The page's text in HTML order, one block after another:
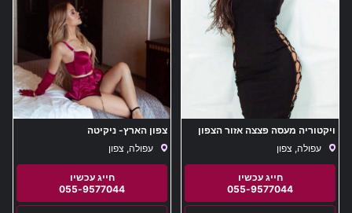
ויקטוריה מעסה פצצה אזור הצפון
עפולה, צפון
055-9577044
צפון הארץ- ניקיטה
עפולה, צפון
055-9577044